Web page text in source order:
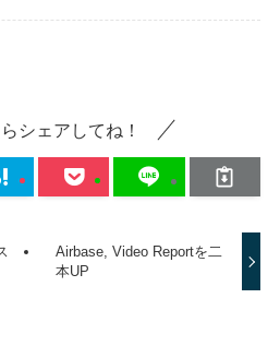
シェアしてね！
Airbase, Video Reportを二
本UP